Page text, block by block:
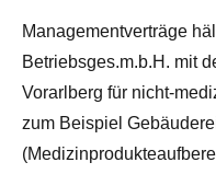
Managementverträge
Betriebsges.m.b.H. mit
Vorarlberg für nicht-
zum Beispiel